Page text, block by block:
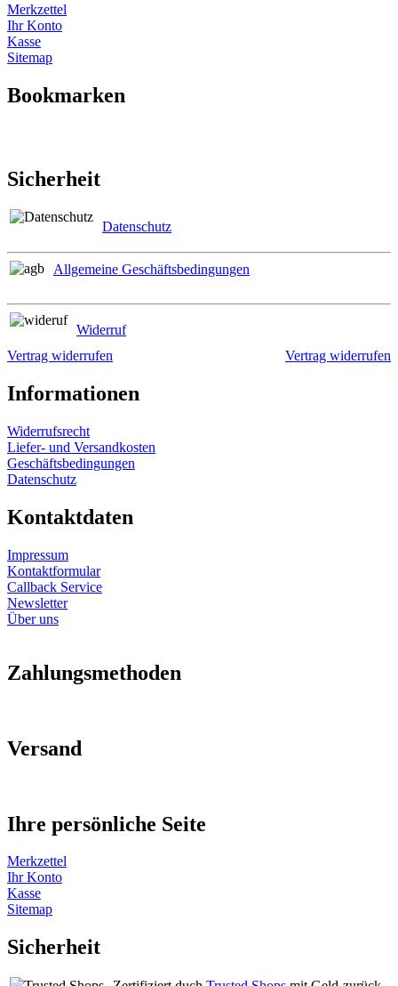
Merkzettel
Ihr Konto
Kasse
Sitemap
Bookmarken
Sicherheit
Datenschutz
Allgemeine Geschäftsbedingungen
Widerruf
Vertrag widerrufen
Vertrag widerrufen
Informationen
Widerrufsrecht
Liefer- und Versandkosten
Geschäftsbedingungen
Datenschutz
Kontaktdaten
Impressum
Kontaktformular
Callback Service
Newsletter
Über uns
Zahlungsmethoden
Versand
Ihre persönliche Seite
Merkzettel
Ihr Konto
Kasse
Sitemap
Sicherheit